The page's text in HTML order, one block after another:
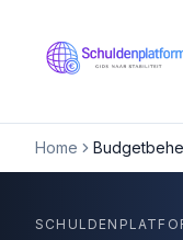
Home